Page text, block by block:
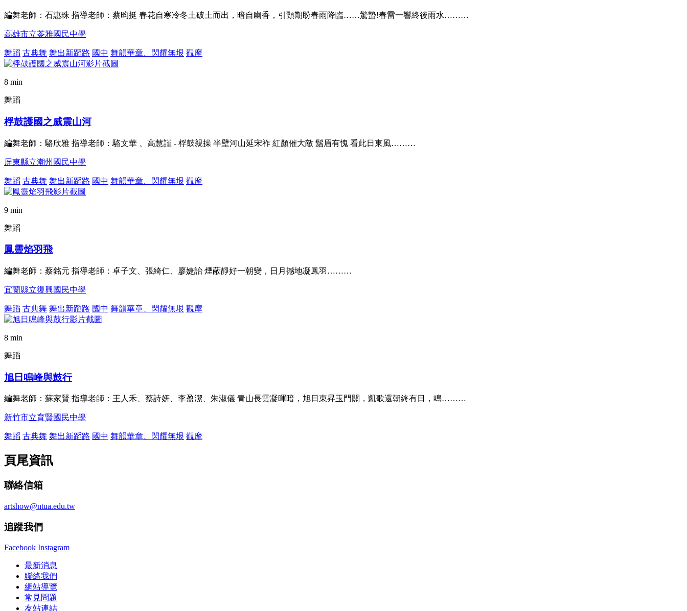
編舞老師：石惠珠 指導老師：蔡昀挺 春花自寒冷冬土破土而出，暗自幽香，引頸期盼春雨降臨……驚蟄!春雷一響終後雨水………
高雄市立苓雅國民中學
舞蹈 古典舞 舞出新蹈路 國中 舞韻華章、閃耀無垠 觀摩
8 min
舞蹈
桴鼓護國之威震山河
編舞老師：駱欣雅 指導老師：駱文華 、高慧謹 - 桴鼓親操 半壁河山延宋祚 紅顏催大敵 鬚眉有愧 看此日東風………
屏東縣立潮州國民中學
舞蹈 古典舞 舞出新蹈路 國中 舞韻華章、閃耀無垠 觀摩
9 min
舞蹈
鳳靈焰羽飛
編舞老師：蔡銘元 指導老師：卓子文、張綺仁、廖婕詒 煙蔽靜好一朝變，日月撼地凝鳳羽………
宜蘭縣立復興國民中學
舞蹈 古典舞 舞出新蹈路 國中 舞韻華章、閃耀無垠 觀摩
8 min
舞蹈
旭日鳴峰與鼓行
編舞老師：蘇家賢 指導老師：王人禾、蔡詩妍、李盈潔、朱淑儀 青山長雲凝暉暗，旭日東昇玉門關，凱歌還朝終有日，鳴………
新竹市立育賢國民中學
舞蹈 古典舞 舞出新蹈路 國中 舞韻華章、閃耀無垠 觀摩
頁尾資訊
聯絡信箱
artshow@ntua.edu.tw
追蹤我們
Facebook Instagram
最新消息
聯絡我們
網站導覽
常見問題
友站連結